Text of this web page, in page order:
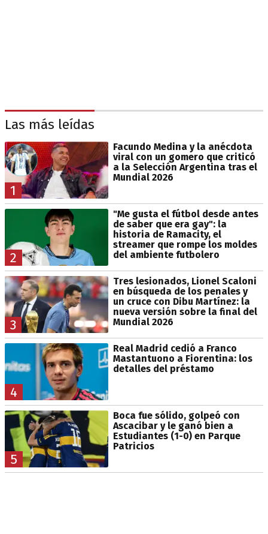
Las más leídas
1
Facundo Medina y la anécdota
viral con un gomero que criticó
a la Selección Argentina tras el
Mundial 2026
2
"Me gusta el fútbol desde antes
de saber que era gay": la
historia de Ramacity, el
streamer que rompe los moldes
del ambiente futbolero
3
Tres lesionados, Lionel Scaloni
en búsqueda de los penales y
un cruce con Dibu Martínez: la
nueva versión sobre la final del
Mundial 2026
4
Real Madrid cedió a Franco
Mastantuono a Fiorentina: los
detalles del préstamo
5
Boca fue sólido, golpeó con
Ascacibar y le ganó bien a
Estudiantes (1-0) en Parque
Patricios